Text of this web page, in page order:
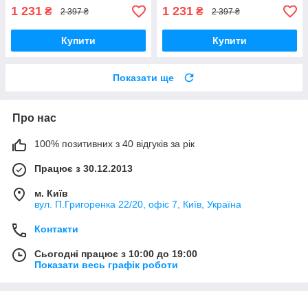
1 231 ₴ 2 397 ₴
Купити
1 231 ₴ 2 397 ₴
Купити
Показати ще
Про нас
100% позитивних з 40 відгуків за рік
Працює з 30.12.2013
м. Київ
вул. П.Григоренка 22/20, офіс 7, Київ, Україна
Контакти
Сьогодні працює з 10:00 до 19:00
Показати весь графік роботи